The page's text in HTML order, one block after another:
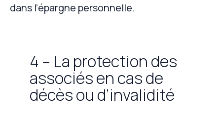
dans l’épargne personnelle.
4 – La protection des
associés en cas de
décès ou d’invalidité